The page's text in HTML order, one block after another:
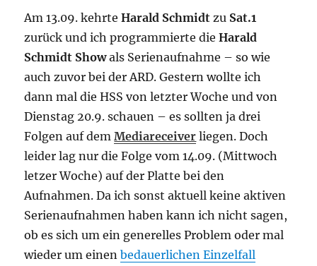
Am 13.09. kehrteHarald Schmidt zu Sat.1
zurück und ich programmierte dieHarald
Schmidt Showals Serienaufnahme – so wie
auch zuvor bei der ARD. Gestern wollte ich
dann mal die HSS von letzter Woche und von
Dienstag 20.9. schauen – es sollten ja drei
Folgen auf demMediareceiver liegen. Doch
leider lag nur die Folge vom 14.09. (Mittwoch
letzer Woche) auf der Platte bei den
Aufnahmen. Da ich sonst aktuell keine aktiven
Serienaufnahmen haben kann ich nicht sagen,
ob es sich um ein generelles Problem oder mal
wieder um einenbedauerlichen Einzelfall